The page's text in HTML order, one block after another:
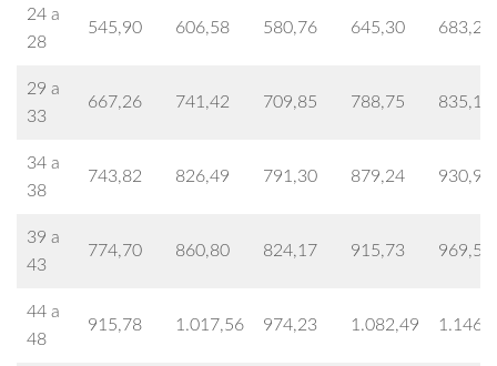
24 a
28
545,90 606,58 580,76 645,30 683,25
29 a
33
667,26 741,42 709,85 788,75 835,12
34 a
38
743,82 826,49 791,30 879,24 930,94
39 a
43
774,70 860,80 824,17 915,73 969,58
44 a
48
915,78 1.017,56 974,23 1.082,49